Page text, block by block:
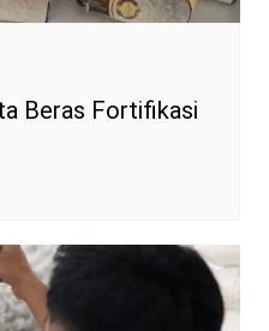
Beras Fortifikasi